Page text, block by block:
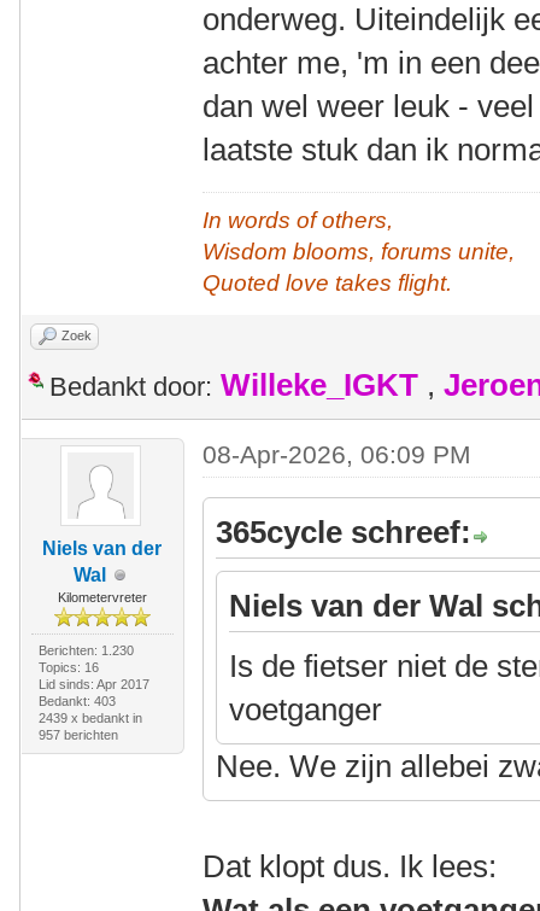
onderweg. Uiteindelijk
achter me, 'm in een
dan wel weer leuk -
laatste stuk dan ik
In words of others,
Wisdom blooms, forums unite,
Quoted love takes flight.
Zoek
Bedankt door: Willeke_IGKT ,
Niels van der
Wal
Kilometervreter
Berichten: 1.230
Topics: 16
Lid sinds: Apr 2017
Bedankt: 403
2439 x bedankt in
957 berichten
08-Apr-2026, 06:09 PM
365cycle schreef:
Niels van der Wal
Is de fietser niet de
voetganger
Nee. We zijn allebei
Dat klopt dus. Ik lees: